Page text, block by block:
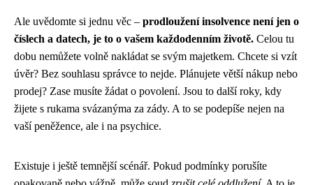
Ale uvědomte si jednu věc – prodloužení insolvence není jen o
číslech a datech, je to o vašem každodenním životě. Celou tu
dobu nemůžete volně nakládat se svým majetkem. Chcete si vzít
úvěr? Bez souhlasu správce to nejde. Plánujete větší nákup nebo
prodej? Zase musíte žádat o povolení. Jsou to další roky, kdy
žijete s rukama svázanýma za zády. A to se podepíše nejen na
vaší peněžence, ale i na psychice.
Existuje i ještě temnější scénář. Pokud podmínky porušíte